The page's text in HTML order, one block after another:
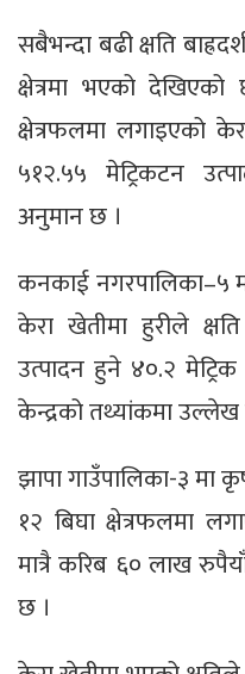
सबैभन्दा बढी क्षति
क्षेत्रमा भएको
क्षेत्रफलमा लगाइएको
५१२.५५ मेट्रिकटन
अनुमान छ ।
कनकाई नगरपालिका–५
केरा खेतीमा हुरीले
उत्पादन हुने ४०.२
केन्द्रको तथ्यांकमा
झापा गाउँपालिका-३
१२ बिघा क्षेत्रफलमा
मात्रै करिब ६० लाख
छ ।